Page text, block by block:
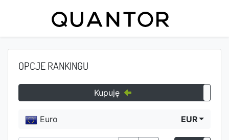
OPCJE RANKINGU
Kupuję
Euro EUR